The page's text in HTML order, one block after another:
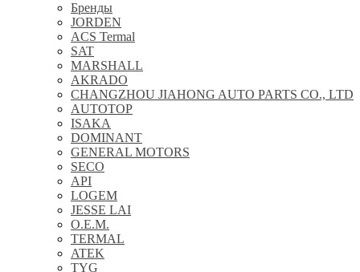
Бренды
JORDEN
ACS Termal
SAT
MARSHALL
AKRADO
CHANGZHOU JIAHONG AUTO PARTS CO., LTD
AUTOTOP
ISAKA
DOMINANT
GENERAL MOTORS
SECO
API
LOGEM
JESSE LAI
O.E.M.
TERMAL
ATEK
TYG